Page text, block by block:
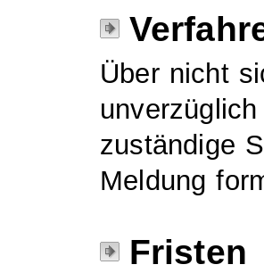
Über nicht
zuständige
Meldung
Fristen